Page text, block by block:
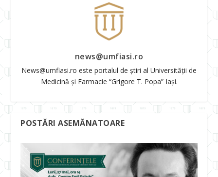
news@umfiasi.ro
News@umfiasi.ro este portalul de știri al Universității de
Medicină și Farmacie “Grigore T. Popa” Iași.
POSTĂRI ASEMĂNATOARE